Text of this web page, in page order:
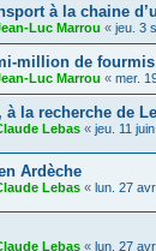
à la chaine
Luc Marrou « jeu. 3
million de
Luc Marrou « mer.
la recherche de
Lebas « jeu. 11
Ardèche
Lebas « lun. 27
Lebas « lun. 27